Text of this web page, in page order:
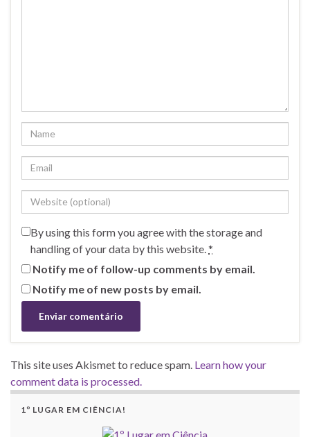
By using this form you agree with the storage and
handling of your data by this website. *
Notify me of follow-up comments by email.
Notify me of new posts by email.
This site uses Akismet to reduce spam. Learn how your
comment data is processed.
1º LUGAR EM CIÊNCIA!